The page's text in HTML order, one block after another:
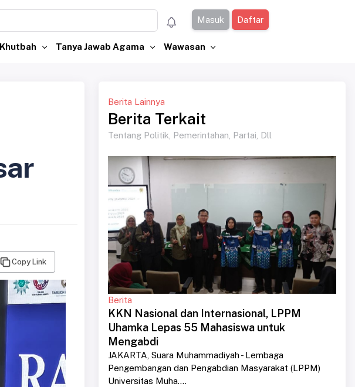
Masuk Daftar
Khutbah Tanya Jawab Agama Wawasan
Copy Link
Berita Lainnya
Berita Terkait
Tentang Politik, Pemerintahan, Partai, Dll
Berita
KKN Nasional dan Internasional, LPPM
Uhamka Lepas 55 Mahasiswa untuk
Mengabdi
JAKARTA, Suara Muhammadiyah - Lembaga
Pengembangan dan Pengabdian Masyarakat (LPPM)
Universitas Muha....